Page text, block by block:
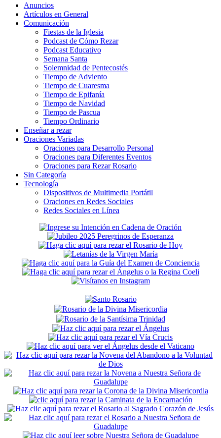
Anuncios
Artículos en General
Comunicación
Fiestas de la Iglesia
Podcast de Cómo Rezar
Podcast Educativo
Semana Santa
Solemnidad de Pentecostés
Tiempo de Adviento
Tiempo de Cuaresma
Tiempo de Epifanía
Tiempo de Navidad
Tiempo de Pascua
Tiempo Ordinario
Enseñar a rezar
Oraciones Variadas
Oraciones para Desarrollo Personal
Oraciones para Diferentes Eventos
Oraciones para Rezar Rosario
Sin Categoría
Tecnología
Dispositivos de Multimedia Portátil
Oraciones en Redes Sociales
Redes Sociales en Línea
Secondary
Sidebar